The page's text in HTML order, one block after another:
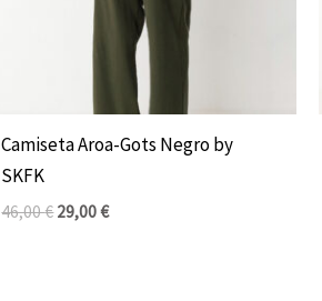
Camiseta Aroa-Gots Negro by
SKFK
46,00€29,00€